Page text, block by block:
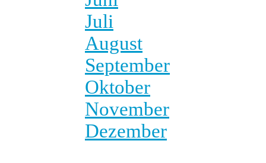
Juli
August
September
Oktober
November
Dezember